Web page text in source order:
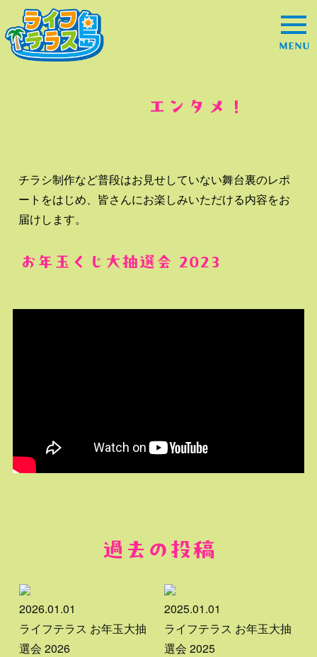
MENU
エンタメ！
チラシ制作など普段はお見せしていない舞台裏のレポ
ートをはじめ、皆さんにお楽しみいただける内容をお
届けします。
お年玉くじ大抽選会 2023
過去の投稿
2026.01.01
ライフテラス お年玉大抽
選会 2026
2025.01.01
ライフテラス お年玉大抽
選会 2025